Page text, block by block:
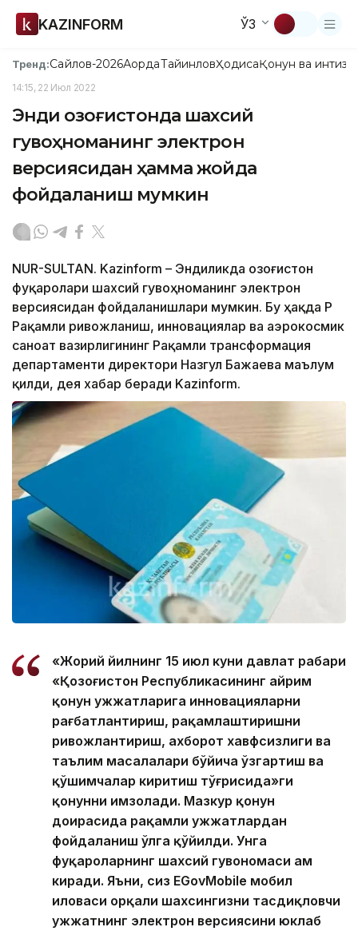
KAZINFORM ЎЗ
Тренд:Сайлов-2026АқордаТайинловҲодисаҚонун ва
14:15, 22 Июл 2022
Энди Қозоғистонда шахсий
гувоҳноманинг электрон
версиясидан ҳамма жойда
фойдаланиш мумкин
NUR-SULTAN. Kazinform – Эндиликда Қозоғистон
фуқаролари шахсий гувоҳноманинг электрон
версиясидан фойдаланишлари мумкин. Бу ҳақда ҚР
Рақамли ривожланиш, инновациялар ва аэрокосмик
саноат вазирлигининг Рақамли трансформация
департаменти директори Назгул Бажаева маълум
қилди, дея хабар беради Kazinform.
«Жорий йилнинг 15 июл куни давлат раҳбари
«Қозоғистон Республикасининг айрим
қонун ҳужжатларига инновацияларни
рағбатлантириш, рақамлаштиришни
ривожлантириш, ахборот хавфсизлиги ва
таълим масалалари бўйича ўзгартиш ва
қўшимчалар киритиш тўғрисида»ги
қонунни имзолади. Мазкур қонун
доирасида рақамли ҳужжатлардан
фойдаланиш ўлга қўйилди. Унга
фуқароларнинг шахсий гувоҳномаси ҳам
киради. Яъни, сиз EGovMobile мобил
иловаси орқали шахсингизни тасдиқловчи
ҳужжатнинг электрон версиясини юклаб